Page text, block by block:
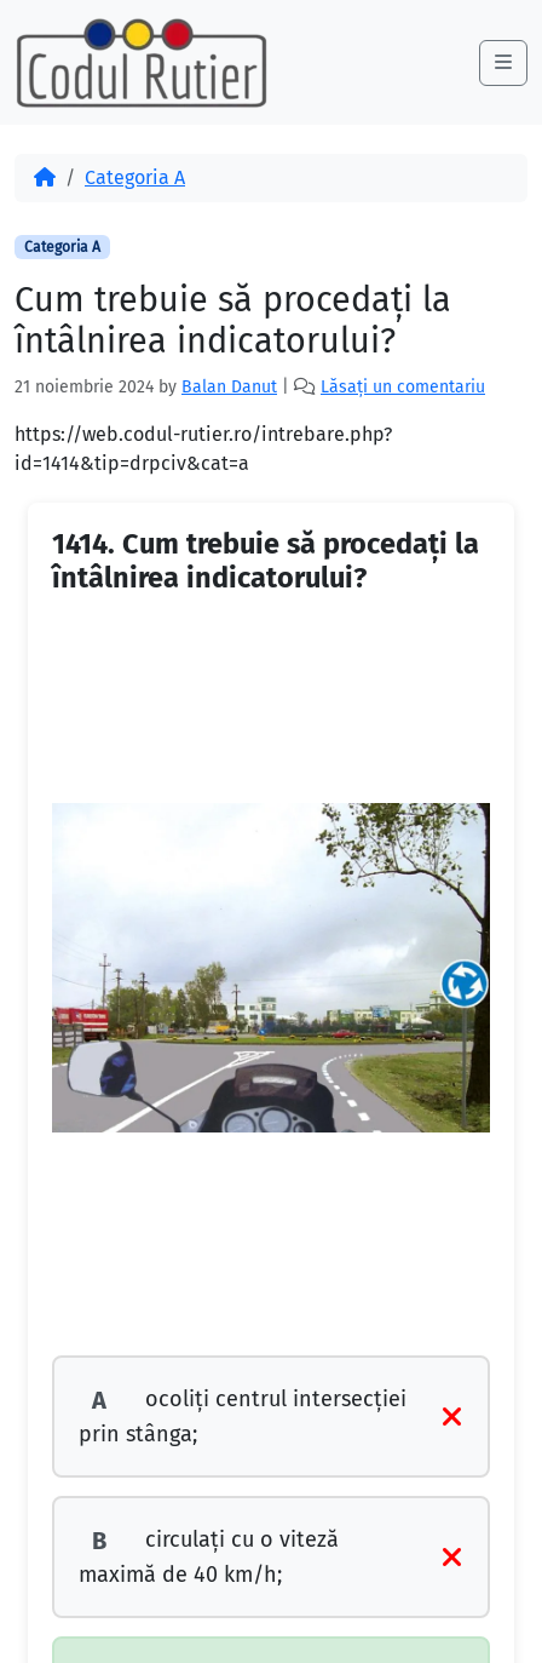
Skip to content
Skip to footer
AcasăCategoria A
Categoria A
Cum trebuie să procedaţi la
întâlnirea indicatorului?
21 noiembrie 2024 by Balan Danut Lăsați un comentariu
https://web.codul-rutier.ro/intrebare.php?
id=1414&tip=drpciv&cat=a
1414. Cum trebuie să procedaţi la
întâlnirea indicatorului?
A
ocoliţi centrul intersecţiei
prin stânga;
B
circulaţi cu o viteză
maximă de 40 km/h;